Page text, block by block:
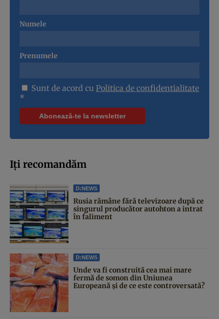
Numele
Prenumele
Sunt de acord cu Politica de confidentialitate
*
Iți recomandăm
D:NEWS
Rusia rămâne fără televizoare după ce
singurul producător autohton a intrat
în faliment
D:NEWS
Unde va fi construită cea mai mare
fermă de somon din Uniunea
Europeană și de ce este controversată?